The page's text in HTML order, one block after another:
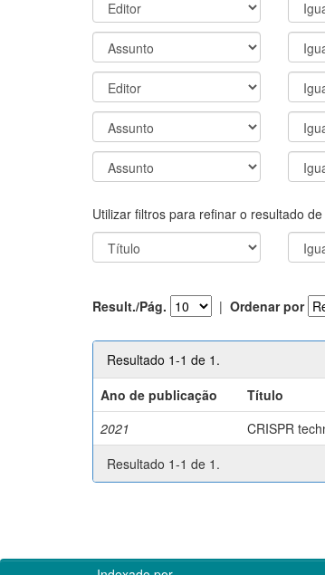
Utilizar filtros para refinar o resultado
Result./Pág. | Ordenar por
Resultado 1-1 de 1.
Ano de publicação
Título
2021
CRISPR
Resultado 1-1 de 1.